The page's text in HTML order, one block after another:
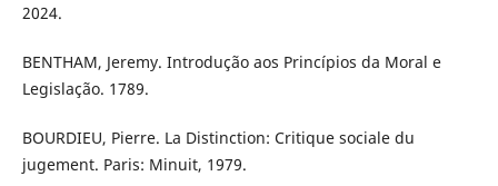
2024.
BENTHAM, Jeremy. Introdução aos Princípios da Moral e
Legislação. 1789.
BOURDIEU, Pierre. La Distinction: Critique sociale du
jugement. Paris: Minuit, 1979.